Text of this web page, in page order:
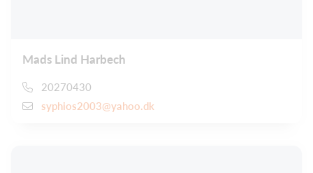
Mads Lind Harbech
20270430
syphios2003@yahoo.dk